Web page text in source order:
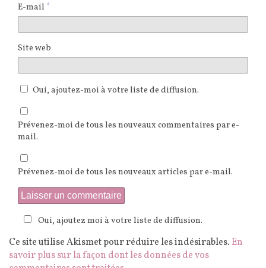
E-mail *
Site web
Oui, ajoutez-moi à votre liste de diffusion.
Prévenez-moi de tous les nouveaux commentaires par e-
mail.
Prévenez-moi de tous les nouveaux articles par e-mail.
Oui, ajoutez moi à votre liste de diffusion.
Ce site utilise Akismet pour réduire les indésirables. En
savoir plus sur la façon dont les données de vos